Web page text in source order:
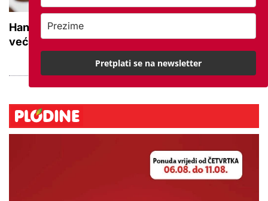
Hanfa odobrila preuzimanje Kraša: Pivac je
većinski vlasnik s preko 55 posto dionica
Pretplati se na newsletter